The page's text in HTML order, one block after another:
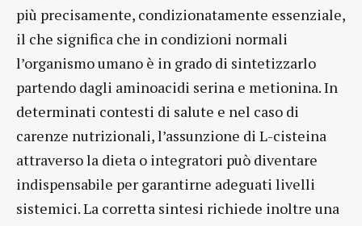
più precisamente, condizionatamente essenziale,
il che significa che in condizioni normali
l’organismo umano è in grado di sintetizzarlo
partendo dagli aminoacidi serina e metionina. In
determinati contesti di salute e nel caso di
carenze nutrizionali, l’assunzione di L-cisteina
attraverso la dieta o integratori può diventare
indispensabile per garantirne adeguati livelli
sistemici. La corretta sintesi richiede inoltre una